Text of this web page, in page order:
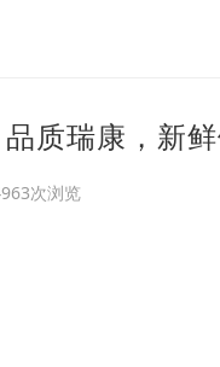
质瑞康，新
次浏览